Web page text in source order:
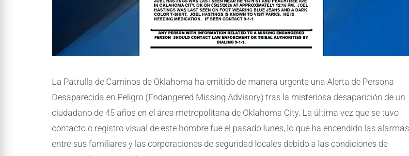
La Patrulla de Caminos de Oklahoma ha emitido de manera urgente una Alerta de Persona
Desaparecida en Peligro (Endangered Missing Advisory) tras la misteriosa desaparición de un
ciudadano de 45 años en el área metropolitana de Oklahoma City. La última vez que se tuvo
contacto o registro visual de este hombre fue el pasado lunes, lo que ha encendido las alarmas
entre sus familiares y las corporaciones de seguridad locales debido a las condiciones de